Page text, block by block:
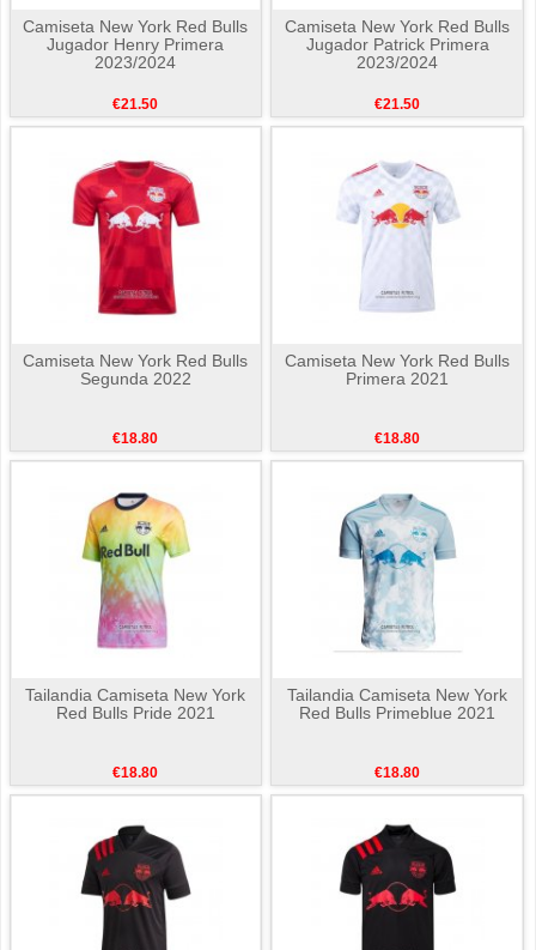
Camiseta New York Red Bulls
Jugador Henry Primera
2023/2024
€21.50
Camiseta New York Red Bulls
Jugador Patrick Primera
2023/2024
€21.50
Camiseta New York Red Bulls
Segunda 2022
€18.80
Camiseta New York Red Bulls
Primera 2021
€18.80
Tailandia Camiseta New York
Red Bulls Pride 2021
€18.80
Tailandia Camiseta New York
Red Bulls Primeblue 2021
€18.80